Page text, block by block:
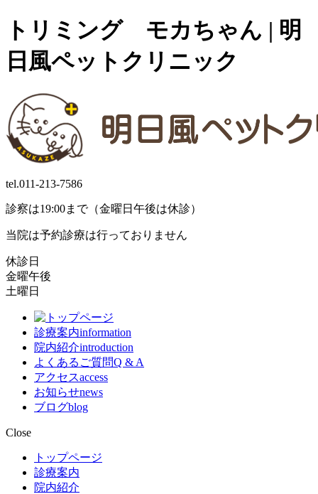
トリミング モカちゃん | 明
日風ペットクリニック
tel.011-213-7586
診察は19:00まで（金曜日午後は休診）
当院は予約診療は行っておりません
休診日
金曜午後
土曜日
診療案内information
院内紹介introduction
よくあるご質問Q & A
アクセスaccess
お知らせnews
ブログblog
Close
トップページ
診療案内
院内紹介